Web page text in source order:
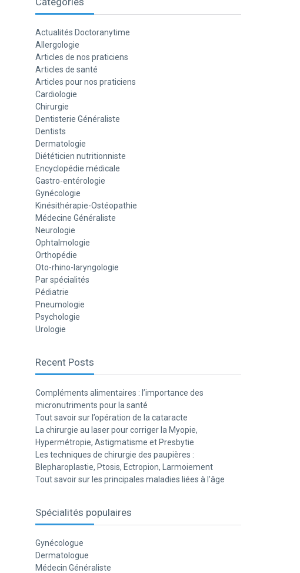
Actualités Doctoranytime
Allergologie
Articles de nos praticiens
Articles de santé
Articles pour nos praticiens
Cardiologie
Chirurgie
Dentisterie Généraliste
Dentists
Dermatologie
Diététicien nutritionniste
Encyclopédie médicale
Gastro-entérologie
Gynécologie
Kinésithérapie-Ostéopathie
Médecine Généraliste
Neurologie
Ophtalmologie
Orthopédie
Oto-rhino-laryngologie
Par spécialités
Pédiatrie
Pneumologie
Psychologie
Urologie
Recent Posts
Compléments alimentaires : l’importance des
micronutriments pour la santé
Tout savoir sur l’opération de la cataracte
La chirurgie au laser pour corriger la Myopie,
Hypermétropie, Astigmatisme et Presbytie
Les techniques de chirurgie des paupières :
Blepharoplastie, Ptosis, Ectropion, Larmoiement
Tout savoir sur les principales maladies liées à l’âge
Spécialités populaires
Gynécologue
Dermatologue
Médecin Généraliste